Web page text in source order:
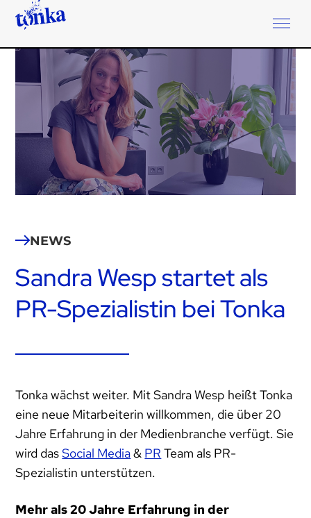
NEWS
Sandra Wesp startet als
PR-Spezialistin bei Tonka
Tonka wächst weiter. Mit Sandra Wesp heißt Tonka
eine neue Mitarbeiterin willkommen, die über 20
Jahre Erfahrung in der Medienbranche verfügt. Sie
wird dasSocial Media& PR Team als PR-
Spezialistin unterstützen.
Mehr als 20 Jahre Erfahrung in der